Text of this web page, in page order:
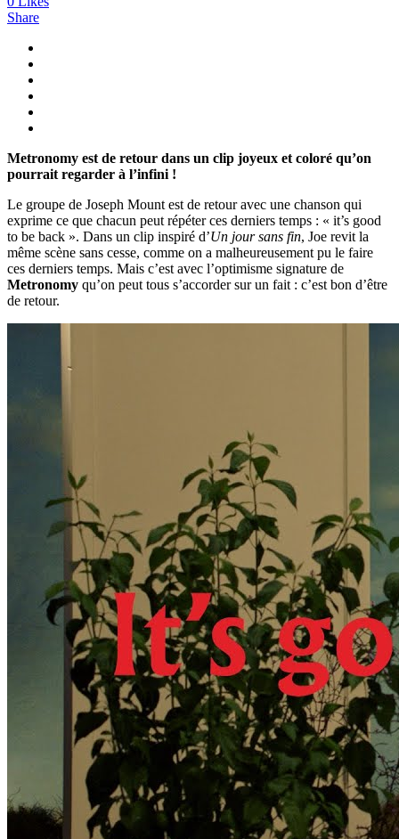
Share
Metronomy est de retour dans un clip joyeux et coloré qu’on
pourrait regarder à l’infini !
Le groupe de Joseph Mount est de retour avec une chanson qui
exprime ce que chacun peut répéter ces derniers temps : « it’s good
to be back ». Dans un clip inspiré d’Un jour sans fin, Joe revit la
même scène sans cesse, comme on a malheureusement pu le faire
ces derniers temps. Mais c’est avec l’optimisme signature de
Metronomy qu’on peut tous s’accorder sur un fait : c’est bon d’être
de retour.